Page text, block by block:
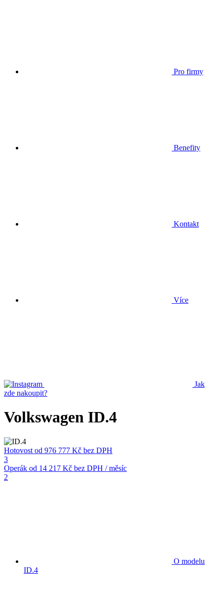
Pro firmy
Benefity
Kontakt
Více
Jak
zde nakoupit?
Volkswagen ID.4
Hotovost od 976 777 Kč bez DPH
3
Operák od 14 217 Kč bez DPH / měsíc
2
O modelu
ID.4